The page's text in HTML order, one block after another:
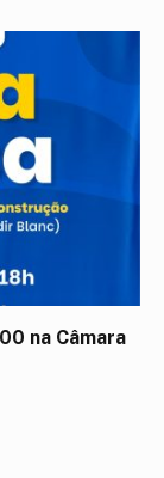
na Câmara